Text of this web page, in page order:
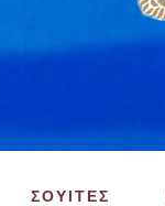
ΣΟΥΙΤΕΣ